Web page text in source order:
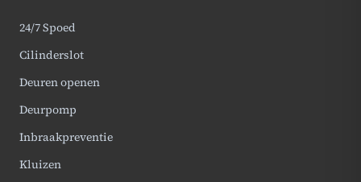
24/7 Spoed
Cilinderslot
Deuren openen
Deurpomp
Inbraakpreventie
Kluizen